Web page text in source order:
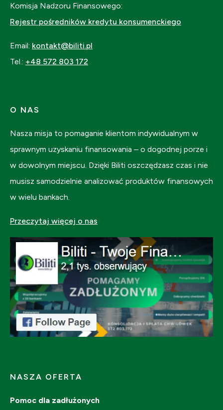
Komisja Nadzoru Finansowego:
Rejestr pośredników kredytu konsumenckiego
Email: kontakt@biliti.pl
Tel.: +48 572 803 172
O NAS
Nasza misja to pomaganie klientom indywidualnym w
sprawnym uzyskaniu finansowania – o dogodnej porze i
w dowolnym miejscu. Dzięki Biliti oszczędzasz czas i nie
musisz samodzielnie analizować produktów finansowych
w wielu bankach.
Przeczytaj więcej o nas
NASZA OFERTA
Pomoc dla zadłużonych